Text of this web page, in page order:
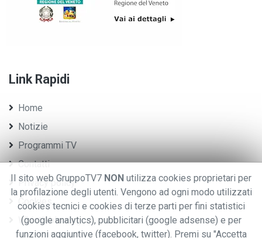
Link Rapidi
Home
Notizie
Programmi TV
Contatti
Privacy policy
Cookies
Whistleblowing
Il sito web GruppoTV7 NON utilizza cookies proprietari per
la profilazione degli utenti. Vengono ad ogni modo utilizzati
cookies tecnici e cookies di terze parti per fini statistici
(google analytics), pubblicitari (google adsense) e per
funzioni aggiuntive (facebook, twitter). Premi su "Accetta